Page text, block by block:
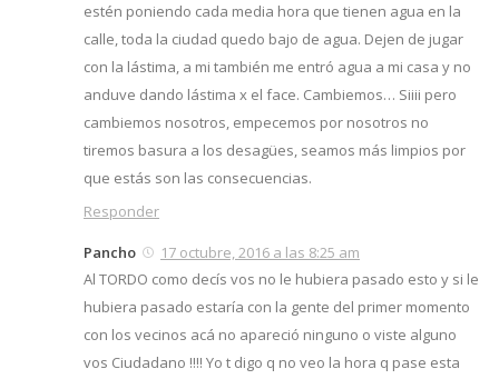
estén poniendo cada media hora que tienen agua en la
calle, toda la ciudad quedo bajo de agua. Dejen de jugar
con la lástima, a mi también me entró agua a mi casa y no
anduve dando lástima x el face. Cambiemos… Siiii pero
cambiemos nosotros, empecemos por nosotros no
tiremos basura a los desagües, seamos más limpios por
que estás son las consecuencias.
Responder
Pancho
17 octubre, 2016 a las 8:25 am
Al TORDO como decís vos no le hubiera pasado esto y si le
hubiera pasado estaría con la gente del primer momento
con los vecinos acá no apareció ninguno o viste alguno
vos Ciudadano !!!! Yo t digo q no veo la hora q pase esta